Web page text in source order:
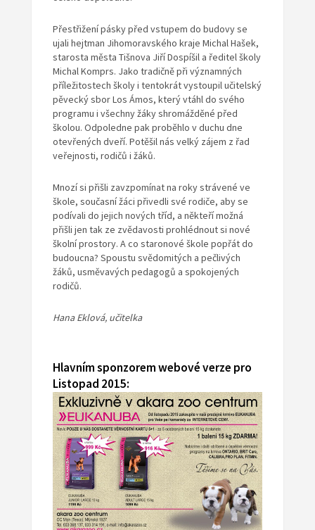
Přestřižení pásky před vstupem do budovy se
ujali hejtman Jihomoravského kraje Michal Hašek,
starosta města Tišnova Jiří Dospíšil a ředitel školy
Michal Komprs. Jako tradičně při významných
příležitostech školy i tentokrát vystoupil učitelský
pěvecký sbor Los Ámos, který vtáhl do svého
programu i všechny žáky shromážděné před
školou. Odpoledne pak proběhlo v duchu dne
otevřených dveří. Potěšil nás velký zájem z řad
veřejnosti, rodičů i žáků.
Mnozí si přišli zavzpomínat na roky strávené ve
škole, současní žáci přivedli své rodiče, aby se
podívali do jejich nových tříd, a někteří možná
přišli jen tak ze zvědavosti prohlédnout si nové
školní prostory. A co staronové škole popřát do
budoucna? Spoustu svědomitých a pečlivých
žáků, usměvavých pedagogů a spokojených
rodičů.
Hana Eklová, učitelka
Hlavním sponzorem webové verze pro
Listopad 2015: